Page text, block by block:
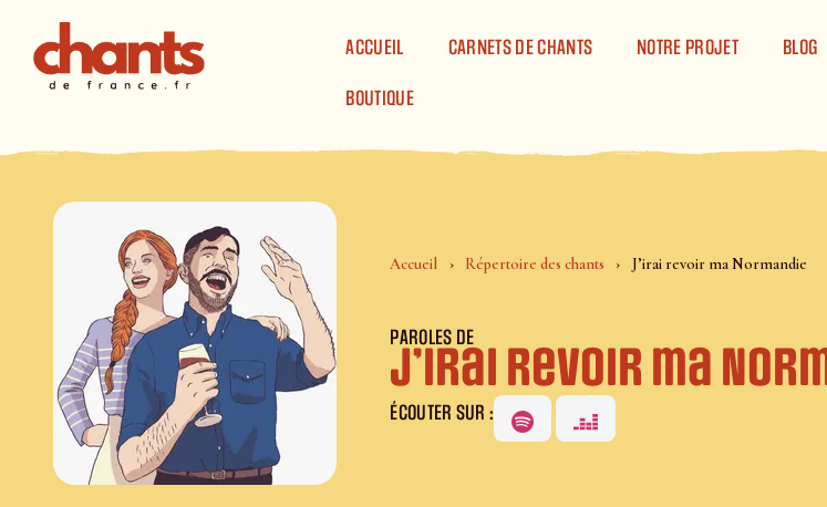
ACCUEIL CARNETS DE CHANTS NOTRE PROJET BLOG
BOUTIQUE
Accueil Répertoire des chants J’irai revoir ma Normandie
PAROLES DE
J’irai revoir ma
ÉCOUTER SUR :